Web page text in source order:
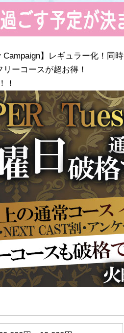
】レギュラー化！同時
ーコースが超お得！
！